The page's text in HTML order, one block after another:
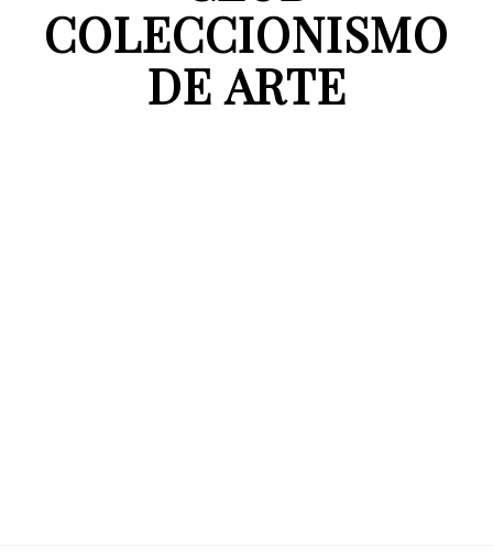
COLECCIONISMO
DE ARTE